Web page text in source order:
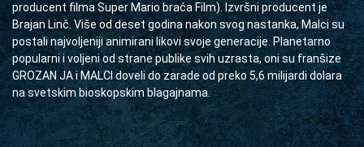
producent filma Super Mario braća Film). Izvršni producent je
Brajan Linč. Više od deset godina nakon svog nastanka, Malci su
postali najvoljeniji animirani likovi svoje generacije. Planetarno
popularni i voljeni od strane publike svih uzrasta, oni su franšize
GROZAN JA i MALCI doveli do zarade od preko 5,6 milijardi dolara
na svetskim bioskopskim blagajnama.